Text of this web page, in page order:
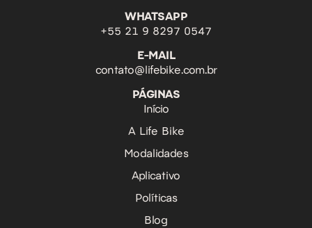
WHATSAPP
‪+55 21 9 8297 0547‬
E-MAIL
contato@lifebike.com.br
PÁGINAS
Início
A Life Bike
Modalidades
Aplicativo
Políticas
Blog